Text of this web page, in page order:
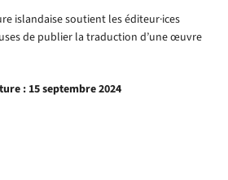
islandaise soutient les éditeur·ices
de publier la traduction d’une œuvre
: 15 septembre 2024